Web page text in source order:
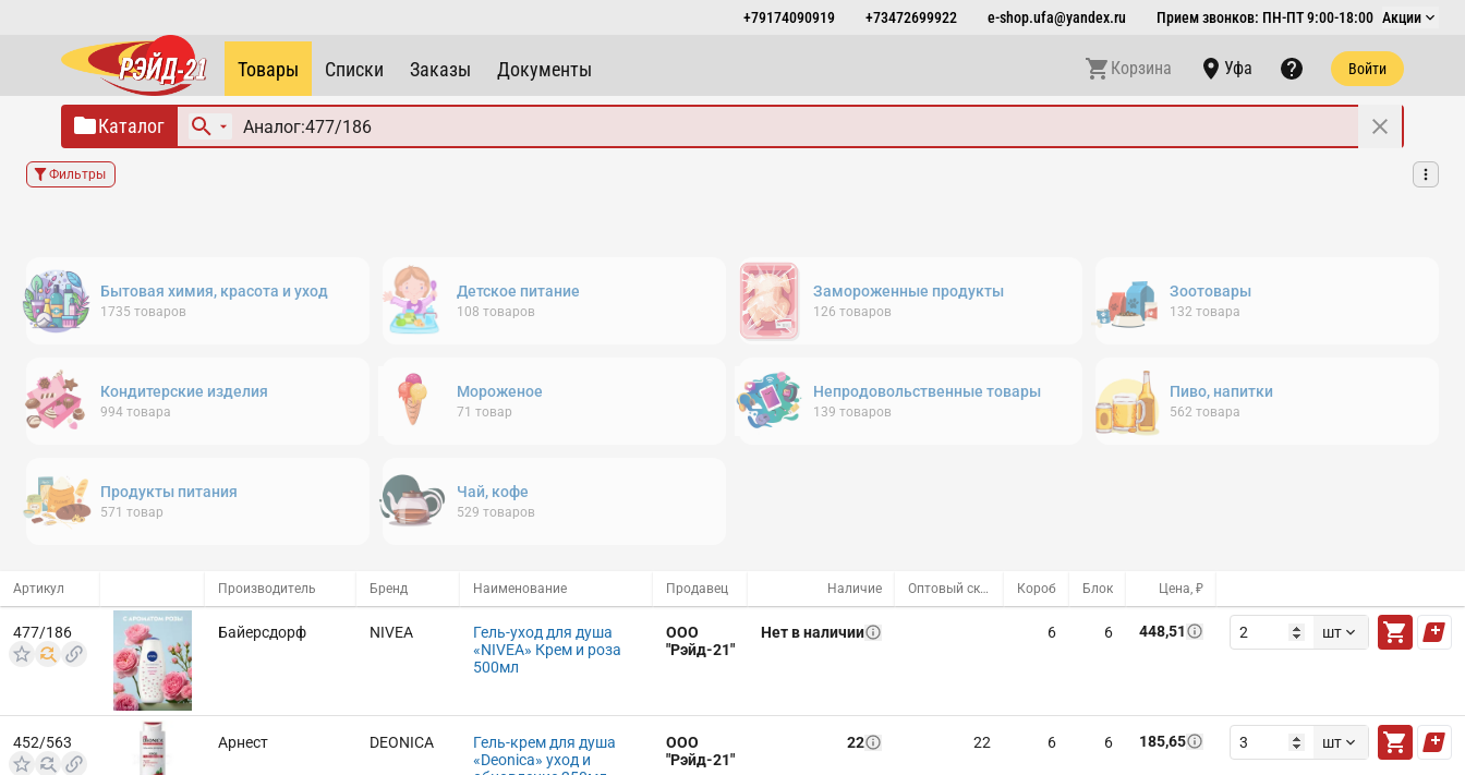
+79174090919 +73472699922 e-shop.ufa@yandex.ru Прием звонков: ПН-ПТ 9:00-18:00 Акции
Товары Списки Заказы Документы Корзина Уфа Войти
Каталог
Фильтры
Бытовая химия, красота и уход
1735 товаров
Детское питание
108 товаров
Замороженные продукты
126 товаров
Зоотовары
132 товара
Кондитерские изделия
994 товара
Мороженое
71 товар
Непродовольственные товары
139 товаров
Пиво, напитки
562 товара
Продукты питания
571 товар
Чай, кофе
529 товаров
Артикул Производитель Бренд Наименование Продавец Наличие Оптовый склад Короб Блок Цена, ₽
477/186 Байерсдорф NIVEA
Гель-уход для душа
«NIVEA» Крем и роза
500мл
ООО
"Рэйд-21"
Нет в наличии 6 6 448,51 шт
452/563 Арнест DEONICA
Гель-крем для душа
«Deonica» уход и
ООО
"Рэйд-21"
22 22 6 6 185,65 шт